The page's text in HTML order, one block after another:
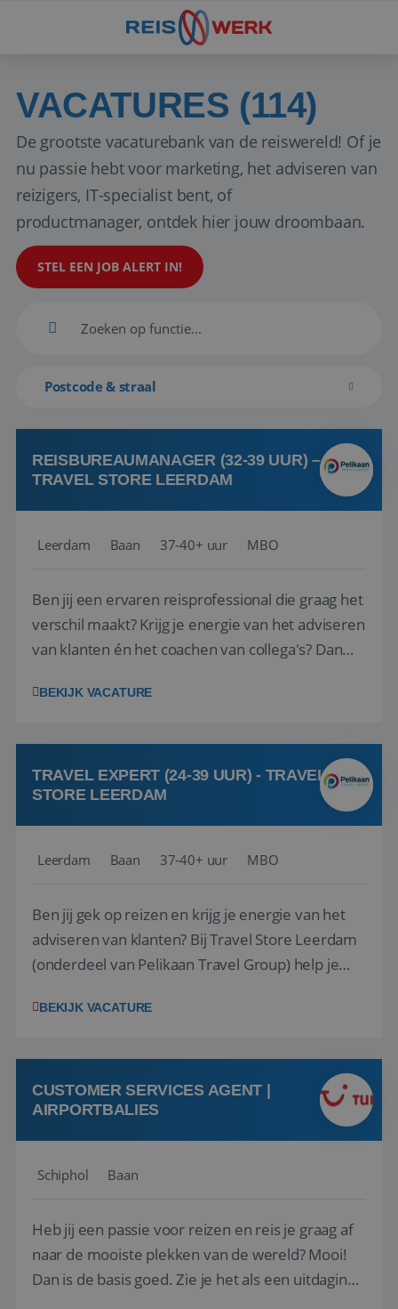
VACATURES (114)
De grootste vacaturebank van de reiswereld! Of je
nu passie hebt voor marketing, het adviseren van
reizigers, IT-specialist bent, of
productmanager, ontdek hier jouw droombaan.
STEL EEN JOB ALERT IN!
Postcode & straal
REISBUREAUMANAGER (32-39 UUR) –
TRAVEL STORE LEERDAM
Leerdam Baan 37-40+ uur MBO
Ben jij een ervaren reisprofessional die graag het
verschil maakt? Krijg je energie van het adviseren
van klanten én het coachen van collega's? Dan
(onderdeel van Pelikaan Travel Group) zoeken
team het reisbureau verder...
BEKIJK VACATURE
TRAVEL EXPERT (24-39 UUR) - TRAVEL
STORE LEERDAM
Leerdam Baan 37-40+ uur MBO
Ben jij gek op reizen en krijg je energie van het
adviseren van klanten? Bij Travel Store Leerdam
(onderdeel van Pelikaan Travel Group) help je
vinden. Samen maken we van elke reis een
hebt in de reisbranche of j...
BEKIJK VACATURE
CUSTOMER SERVICES AGENT |
AIRPORTBALIES
Schiphol Baan
Heb jij een passie voor reizen en reis je graag af
naar de mooiste plekken van de wereld? Mooi!
Dan is de basis goed. Zie je het als een uitdaging